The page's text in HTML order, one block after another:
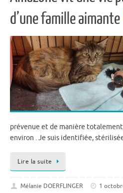
d’une famille aimante
prévenue et de manière
environ . Je suis identifiée,
Lire la suite
Mélanie DOERFLINGER
1